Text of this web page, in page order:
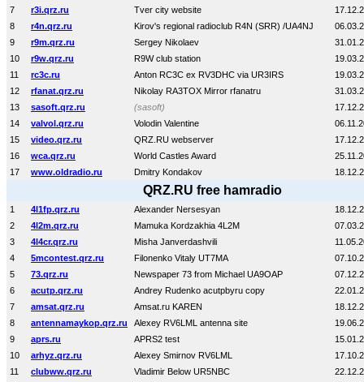
7
r3i.qrz.ru Tver city website
8
r4n.qrz.ru Kirov's regional radioclub R4N (SRR) /UA4NJ
9
r9m.qrz.ru Sergey Nikolaev
10
r9w.qrz.ru R9W club station
11
rc3c.ru Anton RC3C ex RV3DHC via UR3IRS
12
rfanat.qrz.ru Nikolay RA3TOX Mirror rfanatru
13
sasoft.qrz.ru (sasoft)
14
valvol.qrz.ru Volodin Valentine
15
video.qrz.ru QRZ.RU webserver
16
wca.qrz.ru World Castles Award
17
www.oldradio.ru Dmitry Kondakov
QRZ.RU free hamradio
1 4l1fp.qrz.ru Alexander Nersesyan
2
4l2m.qrz.ru Mamuka Kordzakhia 4L2M
3
4l4cr.qrz.ru Misha Janverdashvili
4
5mcontest.qrz.ru Filonenko Vitaly UT7MA
5
73.qrz.ru Newspaper 73 from Michael UA9OAP
6
acutp.qrz.ru Andrey Rudenko acutpbyru copy
7
amsat.qrz.ru Amsat.ru KAREN
8
antennamaykop.qrz.ru Alexey RV6LML antenna site
9
aprs.ru APRS2 test
10
arhyz.qrz.ru Alexey Smirnov RV6LML
11
clubww.qrz.ru Vladimir Below UR5NBC